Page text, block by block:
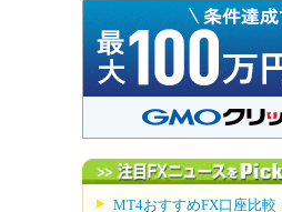
MT4おすすめFX口座比較